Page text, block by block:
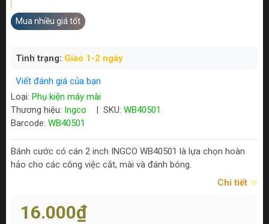
Mua nhiều giá tốt
Tình trạng: Giao 1-2 ngày
Viết đánh giá của bạn
Loại: Phụ kiện máy mài
Thương hiệu: Ingco SKU: WB40501
Barcode: WB40501
Bánh cước có cán 2 inch INGCO WB40501 là lựa chọn hoàn
hảo cho các công việc cắt, mài và đánh bóng.
Chi tiết
16.000₫